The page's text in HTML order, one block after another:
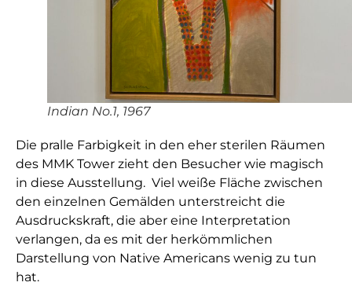
Indian No.1, 1967
Die pralle Farbigkeit in den eher sterilen Räumen
des MMK Tower zieht den Besucher wie magisch
in diese Ausstellung. Viel weiße Fläche zwischen
den einzelnen Gemälden unterstreicht die
Ausdruckskraft, die aber eine Interpretation
verlangen, da es mit der herkömmlichen
Darstellung von Native Americans wenig zu tun
hat.